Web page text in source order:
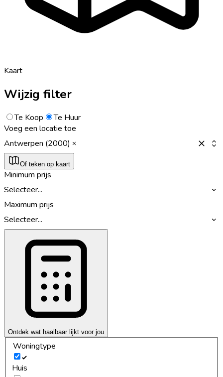
Kaart
Wijzig filter
Te Koop
Te Huur
Voeg een locatie toe
Antwerpen (2000)
Of teken op kaart
Minimum prijs
Selecteer...
Maximum prijs
Selecteer...
Ontdek wat haalbaar lijkt voor jou
Woningtype
Huis